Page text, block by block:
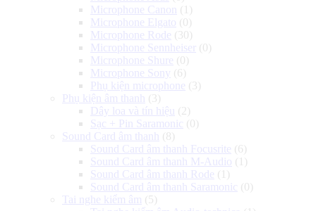
Microphone Canon
(1)
Microphone Elgato (0)
Microphone Rode (30)
Microphone Sennheiser
(0)
Microphone Shure (0)
Microphone Sony (6)
Phụ kiện microphone (3)
Phụ kiện âm thanh
(3)
Dây loa và tín hiệu
(2)
Sạc + Pin Saramonic (0)
Sound Card âm thanh
(8)
Sound Card âm thanh Focusrite (6)
Sound Card âm thanh M-Audio (1)
Sound Card âm thanh Rode (1)
Sound Card âm thanh Saramonic (0)
Tai nghe kiểm âm (5)